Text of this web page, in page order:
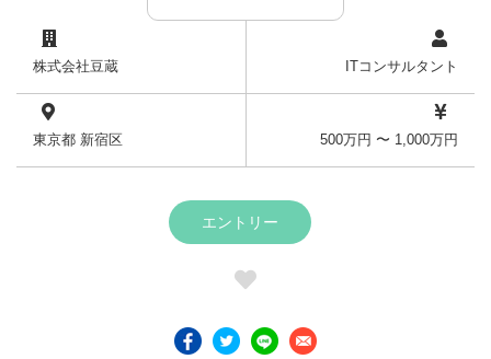
株式会社豆蔵 ITコンサルタント
東京都 新宿区 500万円 〜 1,000万円
エントリー